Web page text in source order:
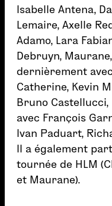
Isabelle Antena,
Lemaire, Axelle
Adamo, Lara
Debruyn,
dernièrement
Catherine, Kevin
Bruno Castellucci,
avec François
Ivan Paduart,
Il a également
tournée de HLM
et Maurane).